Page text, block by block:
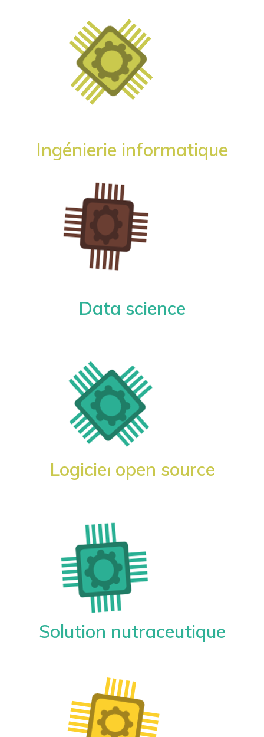
Ingénierie informatique
Data science
Logiciel open source
Solution nutraceutique